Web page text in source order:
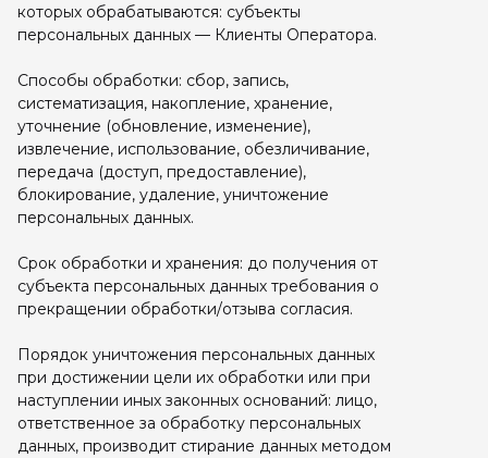
которых обрабатываются: субъекты
персональных данных — Клиенты Оператора.
Способы обработки: сбор, запись,
систематизация, накопление, хранение,
уточнение (обновление, изменение),
извлечение, использование, обезличивание,
передача (доступ, предоставление),
блокирование, удаление, уничтожение
персональных данных.
Срок обработки и хранения: до получения от
субъекта персональных данных требования о
прекращении обработки/отзыва согласия.
Порядок уничтожения персональных данных
при достижении цели их обработки или при
наступлении иных законных оснований: лицо,
ответственное за обработку персональных
данных, производит стирание данных методом